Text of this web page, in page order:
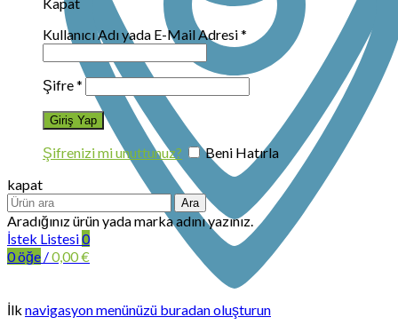
Kullanıcı Adı yada E-Mail Adresi*
Şifre*
Şifrenizi mi unuttunuz?
Beni Hatırla
kapat
Ara
Aradığınız ürün yada marka adını yazınız.
İstek Listesi0
0öğe /0,00€
İlk navigasyon menünüzü buradan oluşturun